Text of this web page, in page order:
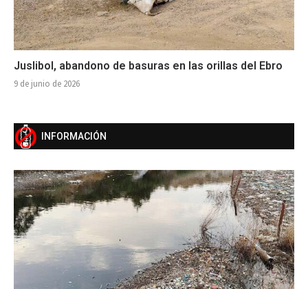
Juslibol, abandono de basuras en las orillas del Ebro
9 de junio de 2026
INFORMACIÓN